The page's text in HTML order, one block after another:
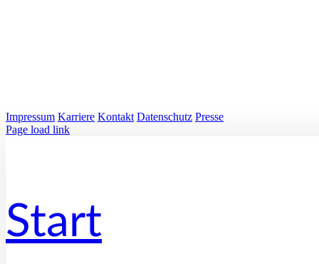
Impressum Karriere Kontakt Datenschutz Presse
LinkedIn
Page load link
Start